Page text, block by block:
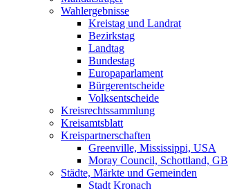
Wahlergebnisse
Kreistag und Landrat
Bezirkstag
Landtag
Bundestag
Europaparlament
Bürgerentscheide
Volksentscheide
Kreisrechtssammlung
Kreisamtsblatt
Kreispartnerschaften
Greenville, Mississippi, USA
Moray Council, Schottland, GB
Städte, Märkte und Gemeinden
Stadt Kronach